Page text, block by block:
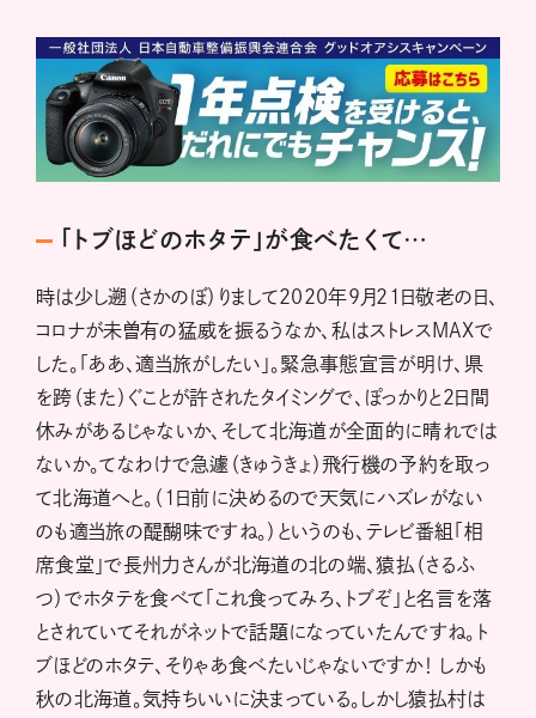
「トブほどのホタテ」が食べたくて…
時は少し遡（さかのぼ）りまして2020年9月21日敬老の日、
コロナが未曽有の猛威を振るうなか、私はストレスMAXで
した。「ああ、適当旅がしたい」。緊急事態宣言が明け、県
を跨（また）ぐことが許されたタイミングで、ぽっかりと2日間
休みがあるじゃないか、そして北海道が全面的に晴れでは
ないか。てなわけで急遽（きゅうきょ）飛行機の予約を取っ
て北海道へと。（1日前に決めるので天気にハズレがない
のも適当旅の醍醐味ですね。）というのも、テレビ番組「相
席食堂」で長州力さんが北海道の北の端、猿払（さるふ
つ）でホタテを食べて「これ食ってみろ、トブぞ」と名言を落
とされていてそれがネットで話題になっていたんですね。ト
ブほどのホタテ、そりゃあ食べたいじゃないですか！ しかも
秋の北海道。気持ちいいに決まっている。しかし猿払村は